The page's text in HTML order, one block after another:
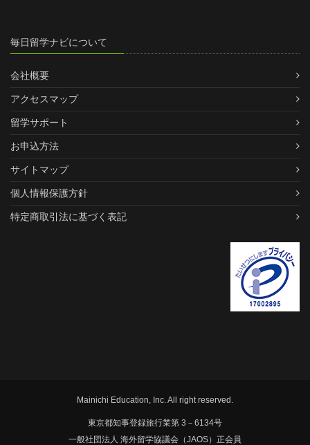
毎日留学ナビについて
会社概要
アクセスマップ
留学サポート
お申込方法
サイトマップ
個人情報保護方針
特定商取引法に基づく表記
Mainichi Education, Inc. All right reserved.
東京都知事登録旅行業第 3－6134号
一般社団法人 海外留学協議会（JAOS）正会員